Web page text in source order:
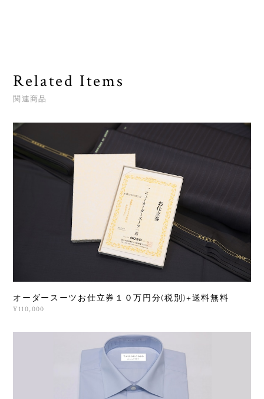
Related Items
関連商品
オーダースーツお仕立券１０万円分(税別)+送料無料
¥110,000